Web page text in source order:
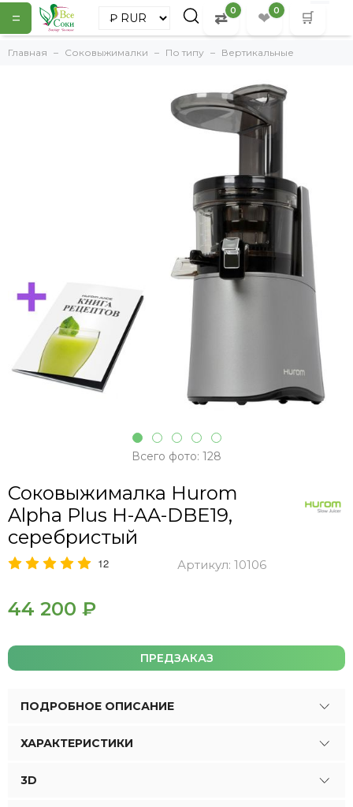
= ⇄ 0 ❤ 0 🛒
Главная Соковыжималки По типу Вертикальные
Всего фото: 128
Соковыжималка Hurom
Alpha Plus H-AA-DBE19,
серебристый
12 Артикул: 10106
44 200 ₽
ПРЕДЗАКАЗ
ПОДРОБНОЕ ОПИСАНИЕ
ХАРАКТЕРИСТИКИ
3D